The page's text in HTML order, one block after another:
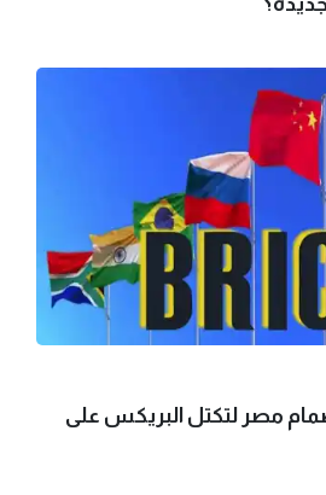
مصر لتكتل البريكس على